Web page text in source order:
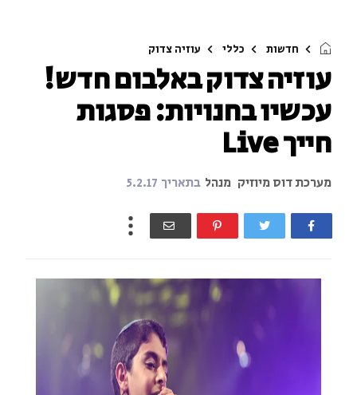
חדשות כללי עוזיה צדוק
עוזיה צדוק באלבום חדש!
עכשיו בחנויות: פסגות
חייך Live
מערכת דוס מיוזיק מנהל בתאריך 5.2.17